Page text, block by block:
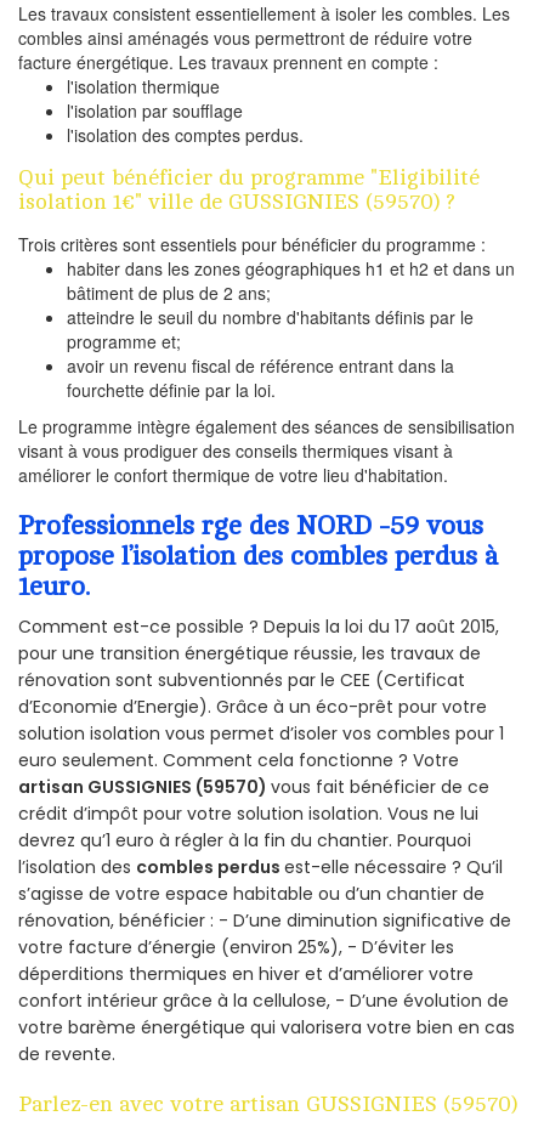
Les travaux consistent essentiellement à isoler les combles. Les
combles ainsi aménagés vous permettront de réduire votre
facture énergétique. Les travaux prennent en compte :
l'isolation thermique
l'isolation par soufflage
l'isolation des comptes perdus.
Qui peut bénéficier du programme "Eligibilité
isolation 1€" ville de GUSSIGNIES (59570) ?
Trois critères sont essentiels pour bénéficier du programme :
habiter dans les zones géographiques h1 et h2 et dans un
bâtiment de plus de 2 ans;
atteindre le seuil du nombre d'habitants définis par le
programme et;
avoir un revenu fiscal de référence entrant dans la
fourchette définie par la loi.
Le programme intègre également des séances de sensibilisation
visant à vous prodiguer des conseils thermiques visant à
améliorer le confort thermique de votre lieu d'habitation.
Professionnels rge des NORD -59 vous
propose l’isolation des combles perdus à
1euro.
Comment est-ce possible ? Depuis la loi du 17 août 2015,
pour une transition énergétique réussie, les travaux de
rénovation sont subventionnés par le CEE (Certificat
d’Economie d’Energie). Grâce à un éco-prêt pour votre
solution isolation vous permet d’isoler vos combles pour 1
euro seulement. Comment cela fonctionne ? Votre
artisan GUSSIGNIES (59570) vous fait bénéficier de ce
crédit d’impôt pour votre solution isolation. Vous ne lui
devrez qu’1 euro à régler à la fin du chantier. Pourquoi
l’isolation des combles perdus est-elle nécessaire ? Qu’il
s’agisse de votre espace habitable ou d’un chantier de
rénovation, bénéficier : - D’une diminution significative de
votre facture d’énergie (environ 25%), - D’éviter les
déperditions thermiques en hiver et d’améliorer votre
confort intérieur grâce à la cellulose, - D’une évolution de
votre barème énergétique qui valorisera votre bien en cas
de revente.
Parlez-en avec votre artisan GUSSIGNIES (59570)